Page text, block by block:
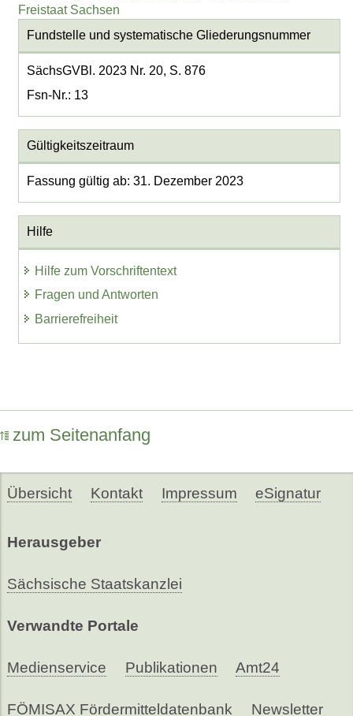
Freistaat Sachsen
Fundstelle und systematische Gliederungsnummer
SächsGVBl. 2023 Nr. 20, S. 876
Fsn-Nr.: 13
Gültigkeitszeitraum
Fassung gültig ab: 31. Dezember 2023
Hilfe
Hilfe zum Vorschriftentext
Fragen und Antworten
Barrierefreiheit
zum Seitenanfang
Übersicht Kontakt Impressum eSignatur
Herausgeber
Sächsische Staatskanzlei
Verwandte Portale
Medienservice Publikationen Amt24
FÖMISAX Fördermitteldatenbank Newsletter